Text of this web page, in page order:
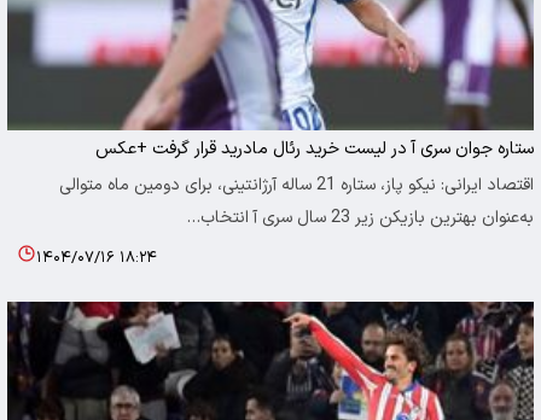
ستاره جوان سری آ در لیست خرید رئال مادرید قرار گرفت +عکس
اقتصاد ایرانی: نیکو پاز، ستاره 21 ساله آرژانتینی، برای دومین ماه متوالی
به‌عنوان بهترین بازیکن زیر 23 سال سری آ انتخاب…
۱۴۰۴/۰۷/۱۶ ۱۸:۲۴